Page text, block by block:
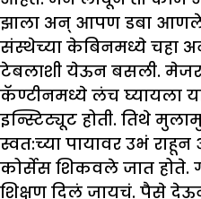
झाला अन् आपण डबा
संस्थेच्या केबिनमध्ये चहा
टेबलाशी येऊन बसली.
कॅण्टीनमध्ये लंच घ्यायला
इन्स्टिट्यूट होती. तिथे
स्वत:च्या पायावर उभं
कोर्सेस शिकवले जात होते.
शिक्षण दिलं जायचं. पैसे